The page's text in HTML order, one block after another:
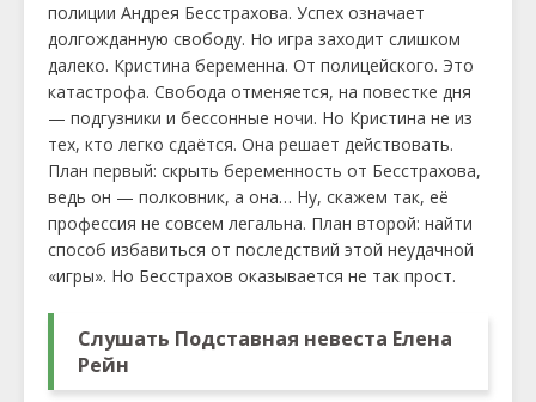
полиции Андрея Бесстрахова. Успех означает
долгожданную свободу. Но игра заходит слишком
далеко. Кристина беременна. От полицейского. Это
катастрофа. Свобода отменяется, на повестке дня
— подгузники и бессонные ночи. Но Кристина не из
тех, кто легко сдаётся. Она решает действовать.
План первый: скрыть беременность от Бесстрахова,
ведь он — полковник, а она… Ну, скажем так, её
профессия не совсем легальна. План второй: найти
способ избавиться от последствий этой неудачной
«игры». Но Бесстрахов оказывается не так прост.
Слушать Подставная невеста Елена
Рейн